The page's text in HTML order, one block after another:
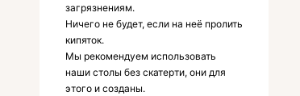
загрязнениям.
Ничего не будет, если на неё пролить
кипяток.
Мы рекомендуем использовать
наши столы без скатерти, они для
этого и созданы.